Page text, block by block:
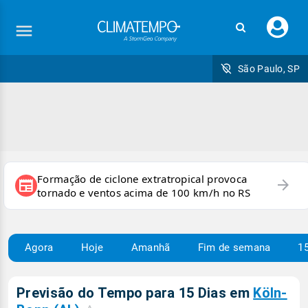
seu
São Paulo, SP
newspaper Formação de ciclone extratropical provoca
tornado e ventos acima de 100 km/h no RS
arrow_forward
Agora Hoje Amanhã Fim de semana
Previsão do Tempo para 15 Dias em Köln-